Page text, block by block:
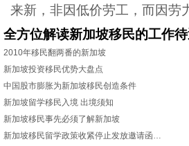
来新，非因低价劳工，而因劳
全方位解读新加坡移民的工作
2010年移民翻两番的新加坡
新加坡投资移民优势大盘点
中国股市膨胀为新加坡移民创造条件
新加坡留学移民入境 出境须知
新加坡移民事先必须了解新加坡
新加坡移民留学政策收紧停止发放邀请函…